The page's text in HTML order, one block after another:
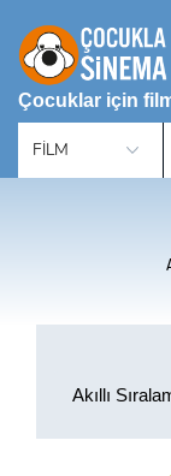
Çocuklar için
Akıllı